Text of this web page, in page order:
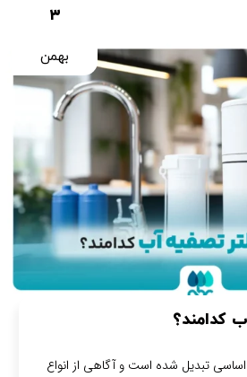
۳
بهمن
کدامند؟
تبدیل شده است و آگاهی از انواع